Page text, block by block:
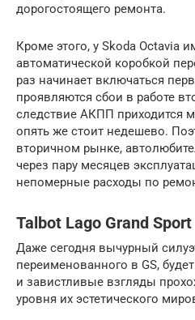
дорогостоящего ремонта.
Кроме этого, у Skoda Octavia
автоматической коробкой
раз начинает включаться
проявляются сбои в работе
следствие АКПП приходится
опять же стоит недешево.
вторичном рынке,
через пару месяцев
непомерные расходы по
Talbot Lago Grand Sport
Даже сегодня вычурный
переименованного в GS,
и завистливые взгляды
уровня их эстетического